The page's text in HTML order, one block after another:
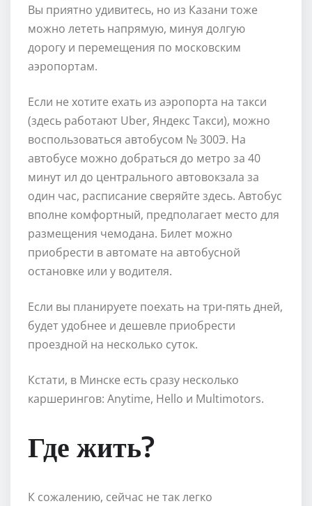
Вы приятно удивитесь, но из Казани тоже
можно лететь напрямую, минуя долгую
дорогу и перемещения по московским
аэропортам.
Если не хотите ехать из аэропорта на такси
(здесь работают Uber, Яндекс Такси), можно
воспользоваться автобусом № 300Э. На
автобусе можно добраться до метро за 40
минут ил до центрального автовокзала за
один час, расписание сверяйте здесь. Автобус
вполне комфортный, предполагает место для
размещения чемодана. Билет можно
приобрести в автомате на автобусной
остановке или у водителя.
Если вы планируете поехать на три-пять дней,
будет удобнее и дешевле приобрести
проездной на несколько суток.
Кстати, в Минске есть сразу несколько
каршерингов: Anytime, Hello и Multimotors.
Где жить?
К сожалению, сейчас не так легко